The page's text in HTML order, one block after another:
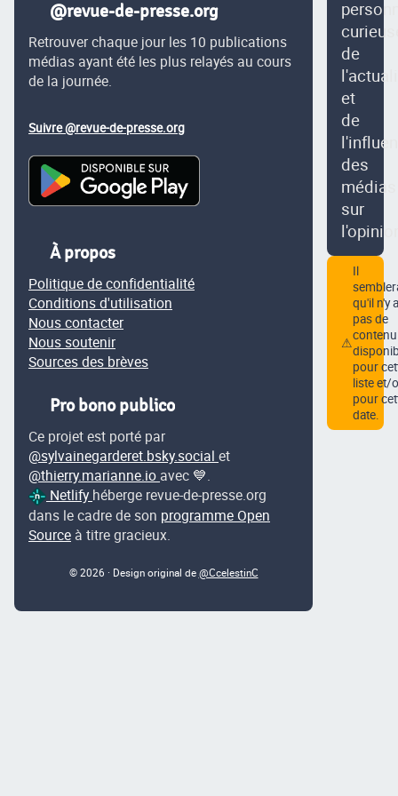
@revue-de-presse.org
Retrouver chaque jour les 10 publications
médias ayant été les plus relayés au cours
de la journée.
Suivre @revue-de-presse.org
À propos
Politique de confidentialité
Conditions d'utilisation
Nous contacter
Nous soutenir
Sources des brèves
Pro bono publico
Ce projet est porté par
@sylvainegarderet.bsky.social et
@thierry.marianne.io avec 💙.
Netlify héberge revue-de-presse.org
dans le cadre de son programme Open
Source à titre gracieux.
© 2026 · Design original de @CcelestinC
de
et
de
des
médias
sur
⚠
Il
qu'il n'y a
pas de
contenu
pour
liste et/
pour
date.